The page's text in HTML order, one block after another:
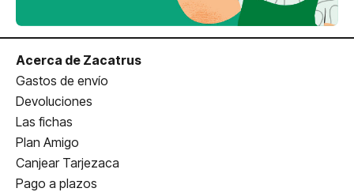
Acerca de Zacatrus
Gastos de envío
Devoluciones
Las fichas
Plan Amigo
Canjear Tarjezaca
Pago a plazos